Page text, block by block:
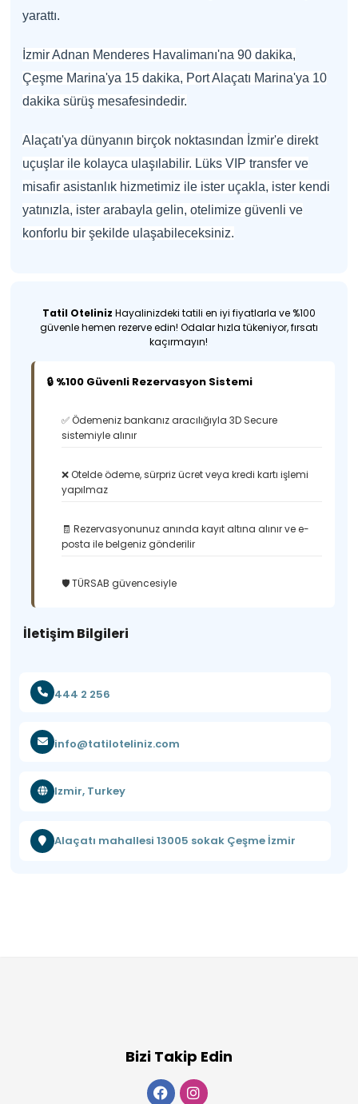
yarattı.
İzmir Adnan Menderes Havalimanı'na 90 dakika,
Çeşme Marina'ya 15 dakika, Port Alaçatı Marina'ya 10
dakika sürüş mesafesindedir.
Alaçatı'ya dünyanın birçok noktasından İzmir'e direkt
uçuşlar ile kolayca ulaşılabilir. Lüks VIP transfer ve
misafir asistanlık hizmetimiz ile ister uçakla, ister kendi
yatınızla, ister arabayla gelin, otelimize güvenli ve
konforlu bir şekilde ulaşabileceksiniz.
Tatil Oteliniz Hayalinizdeki tatili en iyi fiyatlarla ve %100
güvenle hemen rezerve edin! Odalar hızla tükeniyor, fırsatı
kaçırmayın!
🔒 %100 Güvenli Rezervasyon Sistemi
✅ Ödemeniz bankanız aracılığıyla 3D Secure
sistemiyle alınır
❌ Otelde ödeme, sürpriz ücret veya kredi kartı işlemi
yapılmaz
🧾 Rezervasyonunuz anında kayıt altına alınır ve e-
posta ile belgeniz gönderilir
🛡️ TÜRSAB güvencesiyle
İletişim Bilgileri
444 2 256
info@tatiloteliniz.com
Izmir, Turkey
Alaçatı mahallesi 13005 sokak Çeşme İzmir
Bizi Takip Edin